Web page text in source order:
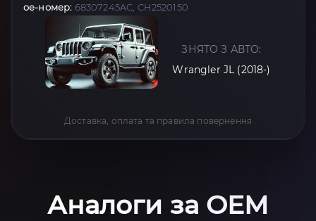
oe-номер: 68307245AC, CH2520150
ЗНЯТО З АВТО:
Wrangler JL (2018-)
Доставка, оплата та правила повернення
Аналоги за OEM